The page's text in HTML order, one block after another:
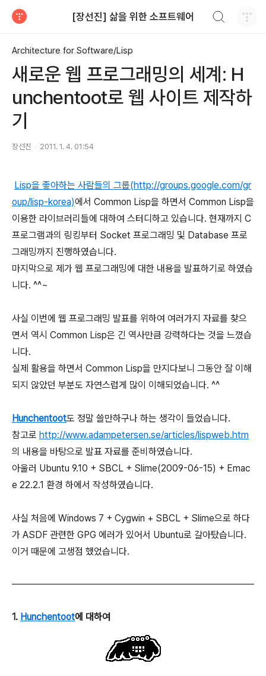
[장선진] 삶을 위한 소프트웨어
Architecture for Software/Lisp
새로운 웹 프로그래밍의 세계: H
unchentoot로 웹 사이트 제작하
기
장선진 2011. 1. 4. 01:54
Lisp을 좋아하는 사람들의 그룹(http://groups.google.com/gr
oup/lisp-korea)에서 Common Lisp을 하면서 Common Lisp을
이용한 라이브러리들에 대하여 스터디하고 있습니다. 현재까지 C
프로그램과의 링킹부터 Socket 프로그래밍 및 Database 프로
그래밍까지 진행하였습니다.
마지막으로 제가 웹 프로그래밍에 대한 내용을 발표하기로 하였습
니다. ^^~
사실 이번에 웹 프로그래밍 발표를 위하여 여러가지 자료를 찾으
면서 역시 Common Lisp은 긴 역사만큼 강력하다는 것을 느꼈습
니다.
실제 활용을 하면서 Common Lisp을 만지다보니 그동안 잘 이해
되지 않았던 부분도 자연스럽게 많이 이해되었습니다. ^^
Hunchentoot도 정말 쓸만하구나 하는 생각이 들었습니다.
참고로 http://www.adampetersen.se/articles/lispweb.htm
의 내용을 바탕으로 발표 자료를 준비하였습니다.
아울러 Ubuntu 9.10 + SBCL + Slime(2009-06-15) + Emac
e 22.2.1 환경 하에서 작성하였습니다.
사실 처음에 Windows 7 + Cygwin + SBCL + Slime으로 하다
가 ASDF 관련한 GPG 에러가 있어서 Ubuntu로 갈아탔습니다.
이거 때문에 고생점 했었습니다.
1. Hunchentoot에 대하여